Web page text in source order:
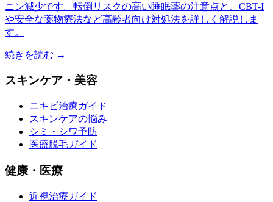
ニン減少です。転倒リスクの高い睡眠薬の注意点と、CBT-I
や安全な薬物療法など高齢者向け対処法を詳しく解説しま
す。
続きを読む →
スキンケア・美容
ニキビ治療ガイド
スキンケアの悩み
シミ・シワ予防
医療脱毛ガイド
健康・医療
近視治療ガイド